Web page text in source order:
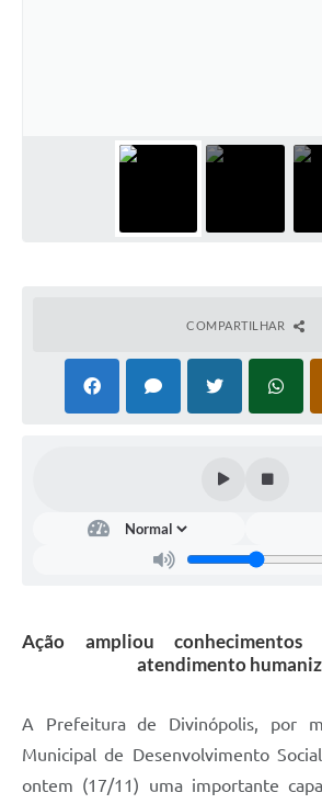
COMPARTILHAR
Ação ampliou
atendimento
A Prefeitura de Divinópolis, por
Municipal de Desenvolvimento
ontem (17/11) uma importante